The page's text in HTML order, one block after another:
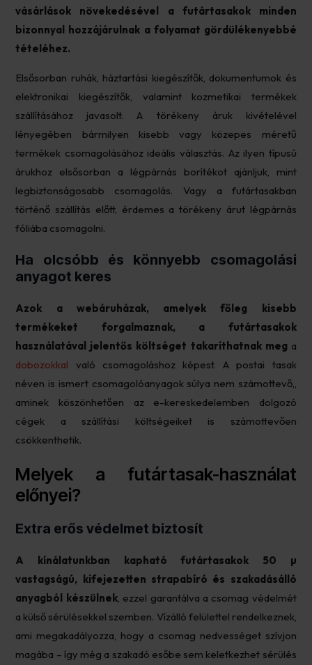
vásárlások növekedésével a futártasakok minden
bizonnyal hozzájárulnak a folyamat gördülékenyebbé
tételéhez.
Elsősorban ruhák, háztartási kiegészítők, dokumentumok és
elektronikai kiegészítők, valamint kozmetikai termékek
szállításához javasolt. A törékeny áruk kivételével
lényegében bármilyen kisebb vagy közepes méretű
termékek csomagolásához ideális választás. Az ilyen típusú
árukhoz elsősorban a légpárnás borítékot ajánljuk, mint
legbiztonságosabb csomagolás. Vagy a futártasakban
történő szállítás előtt, érdemes a törékeny árut légpárnás
fóliába csomagolni.
Ha olcsóbb és könnyebb csomagolási
anyagot keres
Azok a webáruházak, amelyek főleg kisebb
termékeket forgalmaznak, a futártasakok
használatával jelentős költséget takaríthatnak meg a
dobozokkal való csomagoláshoz képest. A postai tasak
néven is ismert csomagolóanyagok súlya nem számottevő,,
aminek köszönhetően az e-kereskedelemben dolgozó
cégek a szállítási költségeiket is számottevően
csökkenthetik.
Melyek a futártasak-használat
előnyei?
Extra erős védelmet biztosít
A kínálatunkban kapható futártasakok 50 µ
vastagságú, kifejezetten strapabíró és szakadásálló
anyagból készülnek, ezzel garantálva a csomag védelmét
a külső sérülésekkel szemben. Vízálló felülettel rendelkeznek,
ami megakadályozza, hogy a csomag nedvességet szívjon
magába – így még a szakadó esőbe sem keletkezhet sérülés